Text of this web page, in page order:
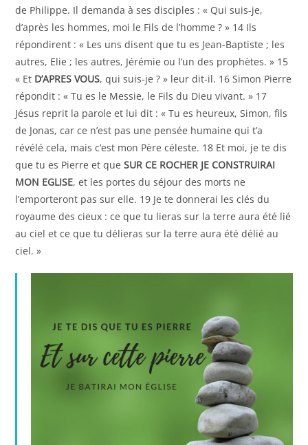
de Philippe. Il demanda à ses disciples : « Qui suis-je,
d’après les hommes, moi le Fils de l’homme ? » 14 Ils
répondirent : « Les uns disent que tu es Jean-Baptiste ; les
autres, Elie ; les autres, Jérémie ou l’un des prophètes. » 15
« Et D’APRES VOUS, qui suis-je ? » leur dit-il. 16 Simon Pierre
répondit : « Tu es le Messie, le Fils du Dieu vivant. » 17
Jésus reprit la parole et lui dit : « Tu es heureux, Simon, fils
de Jonas, car ce n’est pas une pensée humaine qui t’a
révélé cela, mais c’est mon Père céleste. 18 Et moi, je te dis
que tu es Pierre et queSUR CE ROCHER JE CONSTRUIRAI
MON EGLISE, et les portes du séjour des morts ne
l’emporteront pas sur elle. 19 Je te donnerai les clés du
royaume des cieux : ce que tu lieras sur la terre aura été lié
au ciel et ce que tu délieras sur la terre aura été délié au
ciel. »